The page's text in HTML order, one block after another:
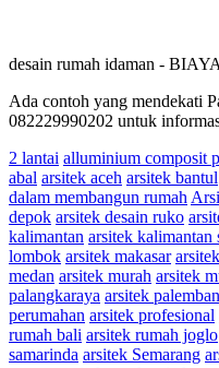
desain rumah idaman -
Ada contoh yang mendekati
082229990202 untuk
2 lantai alluminium composit
abal arsitek aceh arsitek bantul
dalam membangun rumah
depok arsitek desain ruko
kalimantan arsitek kalimantan
lombok arsitek makasar
medan arsitek murah arsitek
palangkaraya arsitek
perumahan arsitek profesional
rumah bali arsitek rumah joglo
samarinda arsitek Semarang